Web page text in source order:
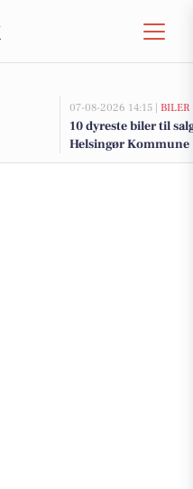
07-08-2026 14:15 | BILER
10 dyreste biler til
Helsingør Kommune
Håndbold: "Vores